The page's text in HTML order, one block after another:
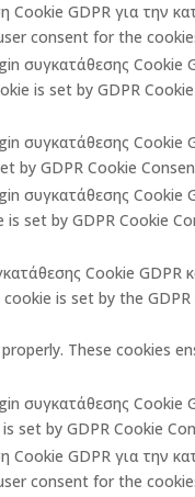
Cookie GDPR για την
consent for the
συγκατάθεσης
is set by GDPR
συγκατάθεσης
by GDPR Cookie
συγκατάθεσης
set by GDPR Cookie
Cookie GDPR
is set by the
These cookies
συγκατάθεσης
set by GDPR Cookie
Cookie GDPR για την
consent for the